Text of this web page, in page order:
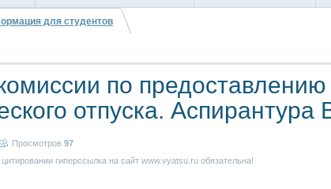
для студентов
по предоставлению
отпуска. Аспирантура
Просмотров 97
гиперссылка на сайт www.vyatsu.ru обязательна!